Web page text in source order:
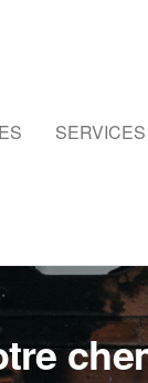
SERVICES